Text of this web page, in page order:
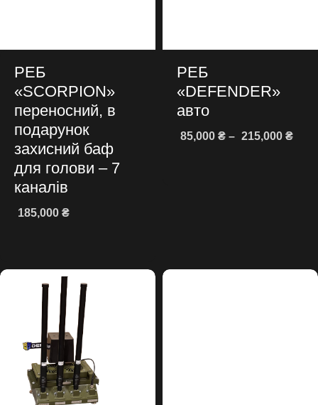
РЕБ
«SCORPION»
переносний, в
подарунок
захисний баф
для голови – 7
каналів
185,000 ₴
РЕБ
«DEFENDER»
авто
85,000 ₴ – 215,000 ₴